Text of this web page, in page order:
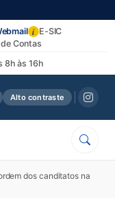
8h às 16h
i E-SIC
Contas
Alto contraste
dos canditatos na